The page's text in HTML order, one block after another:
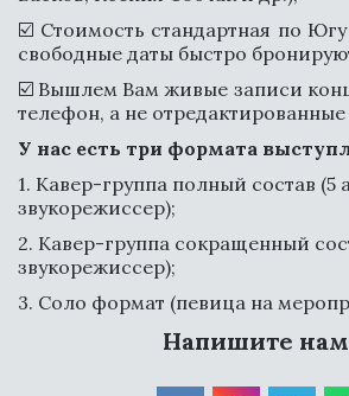
СВЯЗАТЬСЯ
☑️ Стоимость стандартная по
свободные даты быстро
☑️ Вышлем Вам живые записи
телефон, а не
У нас есть три формата
1. Кавер-группа полный состав (5
звукорежиссер);
2. Кавер-группа сокращенный
звукорежиссер);
3. Соло формат (певица на
Напишите нам